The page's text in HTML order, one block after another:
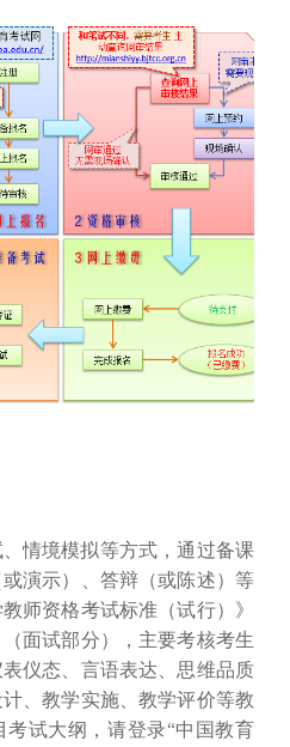
情境模拟等方式，通过备课
或演示）、答辩（或陈述）等
师资格考试标准（试行）》
面试部分），主要考核考生
仪态、言语表达、思维品质
、教学实施、教学评价等教
试大纲，请登录“中国教育